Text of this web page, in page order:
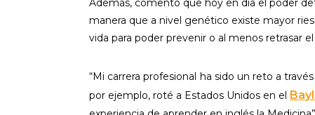
Además, comentó que hoy en día el poder
manera que a nivel genético existe mayor
vida para poder prevenir o al menos retrasar
“Mi carrera profesional ha sido un reto a
por ejemplo, roté a Estados Unidos en el